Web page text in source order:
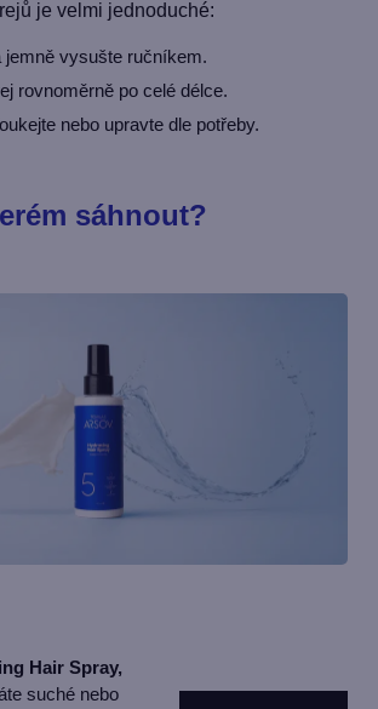
je velmi jednoduché:
jemně vysušte ručníkem.
rovnoměrně po celé délce.
nebo upravte dle potřeby.
sáhnout?
Hair Spray,
suché nebo